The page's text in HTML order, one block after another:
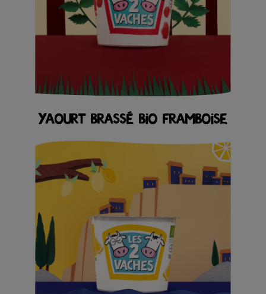
YAOURT BRASSÉ BIO FRAMBOISE